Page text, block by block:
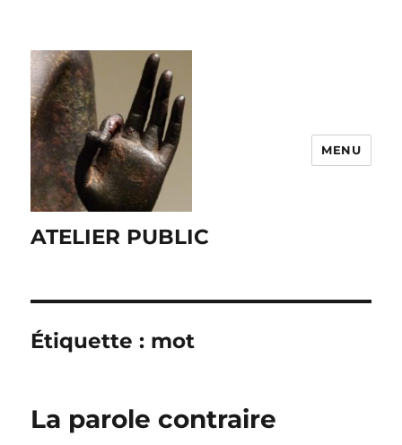
ATELIER PUBLIC
MENU
Étiquette : mot
La parole contraire